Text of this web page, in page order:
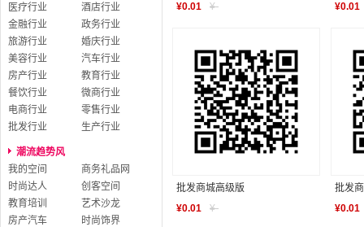
医疗行业
酒店行业
金融行业
政务行业
旅游行业
婚庆行业
美容行业
汽车行业
房产行业
教育行业
餐饮行业
微商行业
电商行业
零售行业
批发行业
生产行业
潮流趋势风
我的空间
商务礼品网
时尚达人
创客空间
教育培训
艺术沙龙
房产汽车
时尚饰界
¥0.01 ¥-
¥0.01
批发商城高级版
¥0.01 ¥-
批发
¥0.01